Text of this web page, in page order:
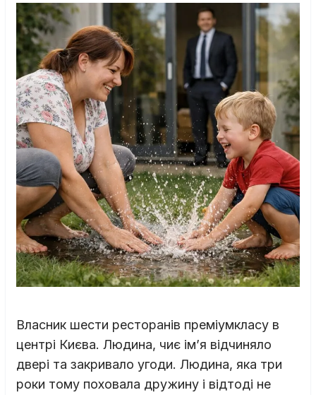
Власник шести ресторанів преміумкласу в
центрі Києва. Людина, чиє ім’я відчиняло
двері та закривало угоди. Людина, яка три
роки тому поховала дружину і відтоді не